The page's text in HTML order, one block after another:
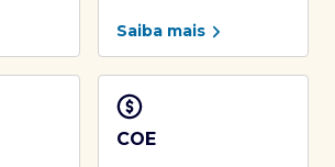
Saiba mais
COE